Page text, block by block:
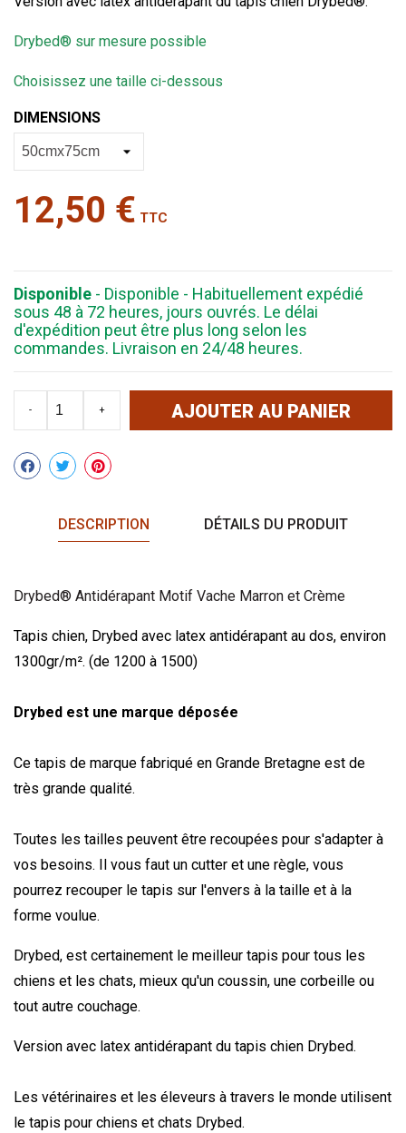
Drybed® sur mesure possible
Choisissez une taille ci-dessous
DIMENSIONS
12,50 € TTC
Disponible - Disponible - Habituellement expédié
sous 48 à 72 heures, jours ouvrés. Le délai
d'expédition peut être plus long selon les
commandes. Livraison en 24/48 heures.
- + AJOUTER AU PANIER
Partager
DESCRIPTION DÉTAILS DU PRODUIT
Drybed® Antidérapant Motif Vache Marron et Crème
Tapis chien, Drybed avec latex antidérapant au dos, environ
1300gr/m². (de 1200 à 1500)
Drybed est une marque déposée
Ce tapis de marque fabriqué en Grande Bretagne est de
très grande qualité.
Toutes les tailles peuvent être recoupées pour s'adapter à
vos besoins. Il vous faut un cutter et une règle, vous
pourrez recouper le tapis sur l'envers à la taille et à la
forme voulue.
Drybed, est certainement le meilleur tapis pour tous les
chiens et les chats, mieux qu'un coussin, une corbeille ou
tout autre couchage.
Version avec latex antidérapant du tapis chien Drybed.
Les vétérinaires et les éleveurs à travers le monde utilisent
le tapis pour chiens et chats Drybed.